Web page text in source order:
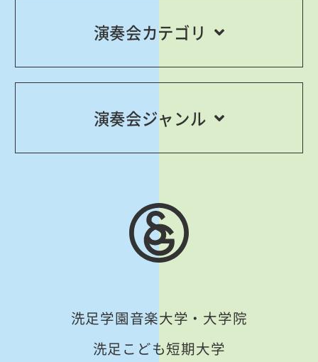
演奏会カテゴリ
演奏会ジャンル
洗足学園音楽大学・大学院
洗足こども短期大学